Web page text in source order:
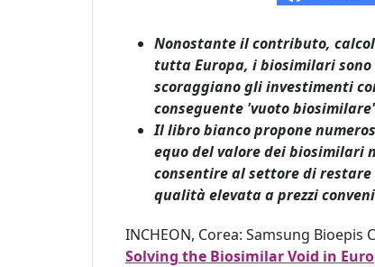
Nonostante il contributo,
tutta Europa, i biosimilari
scoraggiano gli investimenti
conseguente 'vuoto biosimilare'
Il libro bianco propone
equo del valore dei biosimilari
consentire al settore di
qualità elevata a prezzi
INCHEON, Corea: Samsung
Solving the Biosimilar Void in